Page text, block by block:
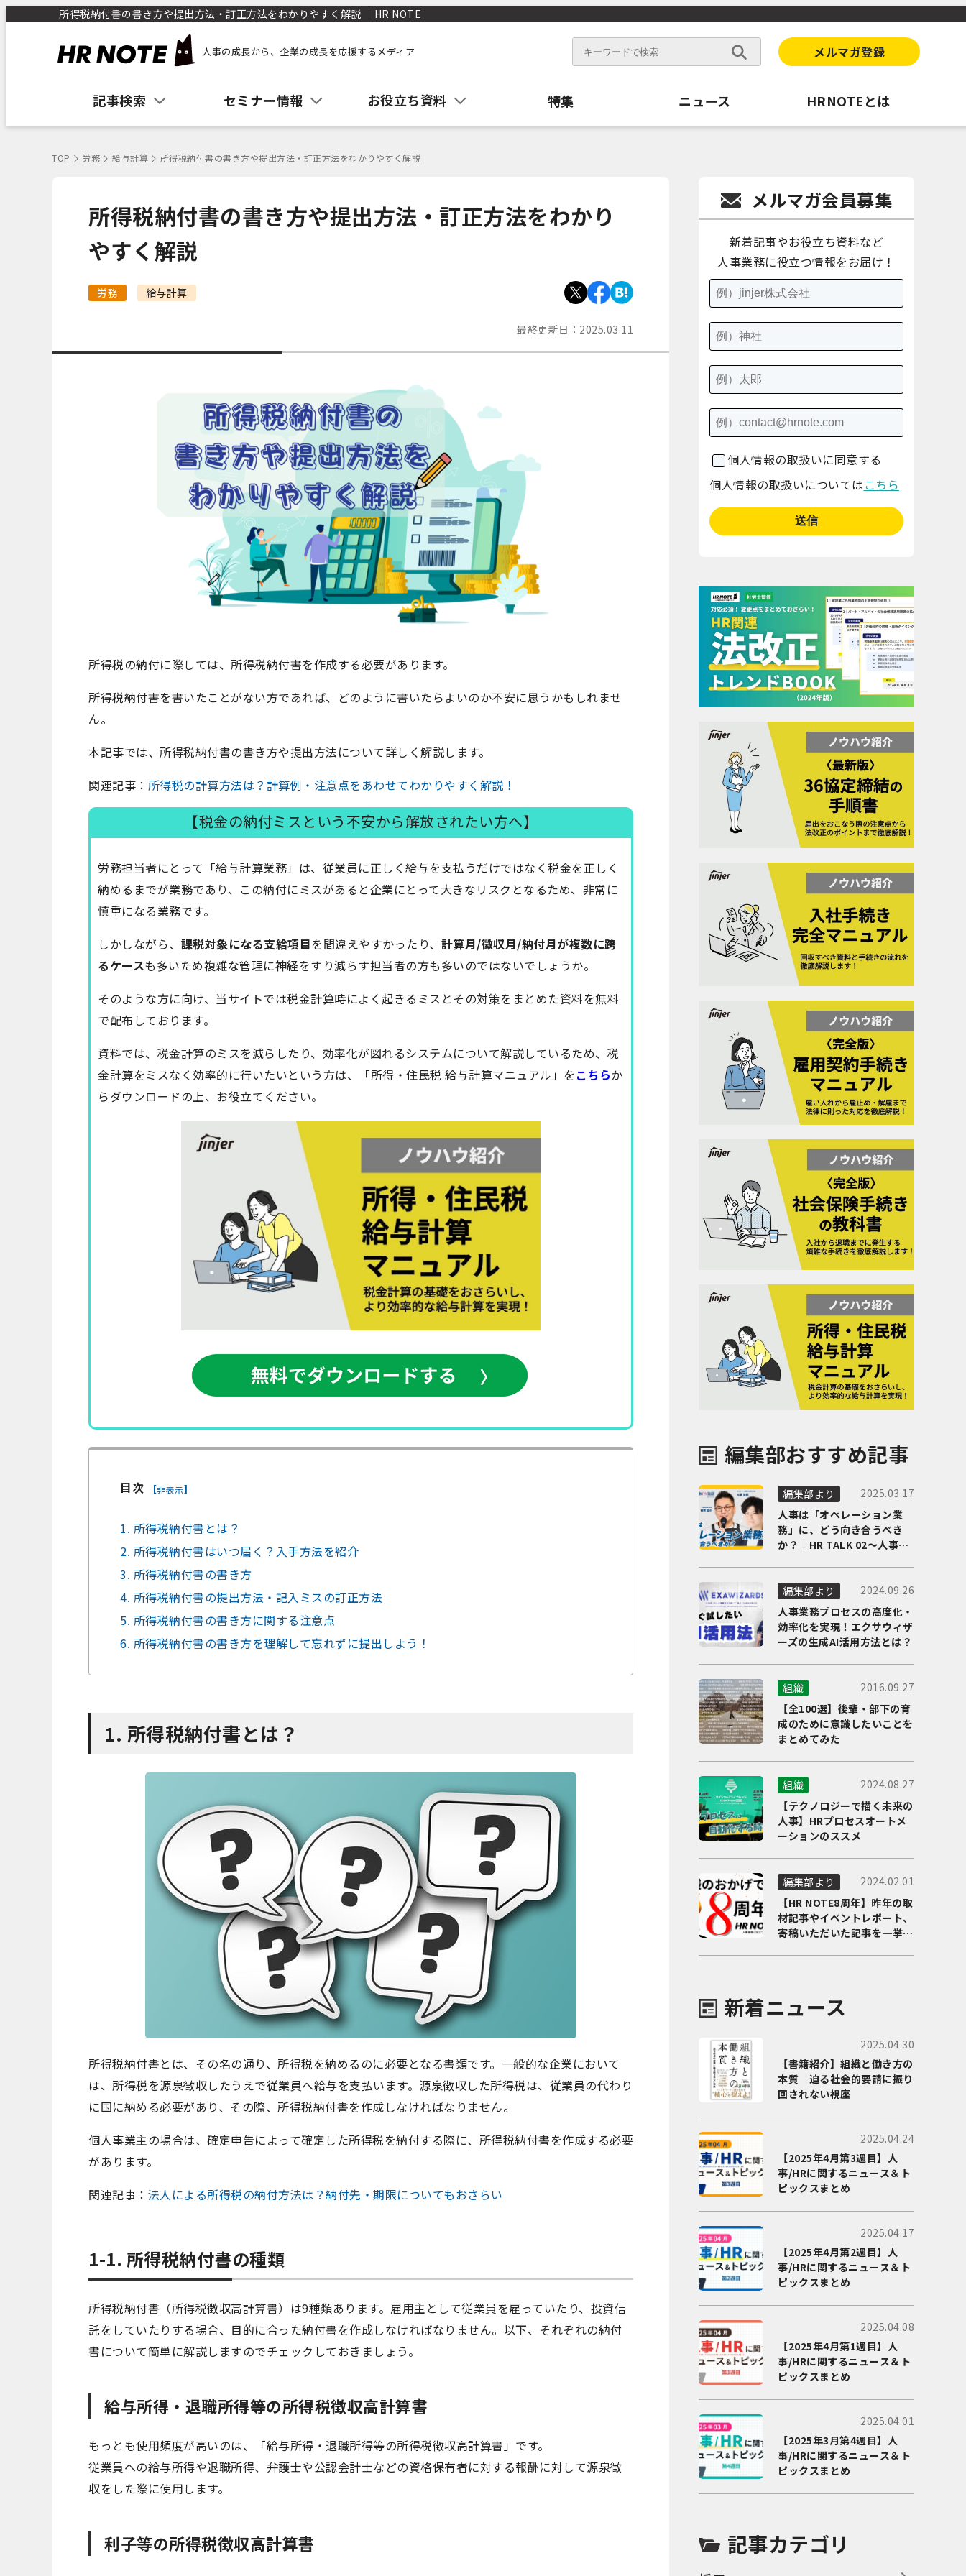
所得税納付書の書き方や提出方法・訂正方法をわかりやすく解説 ｜HR NOTE
人事の成長から、企業の成長を応援するメディア メルマガ登録
記事検索 セミナー情報 お役立ち資料 特集 ニュース HRNOTEとは
TOP 労務 給与計算 所得税納付書の書き方や提出方法・訂正方法をわかりやすく解説
所得税納付書の書き方や提出方法・訂正方法をわかり
やすく解説
労務 給与計算
最終更新日： 2025.03.11
所得税の納付に際しては、所得税納付書を作成する必要があります。
所得税納付書を書いたことがない方であれば、どのように書いたらよいのか不安に思うかもしれませ
ん。
本記事では、所得税納付書の書き方や提出方法について詳しく解説します。
関連記事： 所得税の計算方法は？計算例・注意点をあわせてわかりやすく解説！
【税金の納付ミスという不安から解放されたい方へ】
労務担当者にとって「給与計算業務」は、従業員に正しく給与を支払うだけではなく税金を正しく
納めるまでが業務であり、この納付にミスがあると企業にとって大きなリスクとなるため、非常に
慎重になる業務です。
しかしながら、 課税対象になる支給項目を間違えやすかったり、 計算月/徴収月/納付月が複数に跨
るケースも多いため複雑な管理に神経をすり減らす担当者の方も多いのではないでしょうか。
そのような方に向け、当サイトでは税金計算時によく起きるミスとその対策をまとめた資料を無料
で配布しております。
資料では、税金計算のミスを減らしたり、効率化が図れるシステムについて解説しているため、税
金計算をミスなく効率的に行いたいという方は、「所得・住民税 給与計算マニュアル」を こちらか
らダウンロードの上、お役立てください。
目次 [非表示]
1. 所得税納付書とは？
2. 所得税納付書はいつ届く？入手方法を紹介
3. 所得税納付書の書き方
4. 所得税納付書の提出方法・記入ミスの訂正方法
5. 所得税納付書の書き方に関する注意点
6. 所得税納付書の書き方を理解して忘れずに提出しよう！
1. 所得税納付書とは？
所得税納付書とは、その名の通り、所得税を納めるのに必要となる書類です。一般的な企業において
は、所得税を源泉徴収したうえで従業員へ給与を支払います。源泉徴収した所得税は、従業員の代わり
に国に納める必要があり、その際、所得税納付書を作成しなければなりません。
個人事業主の場合は、確定申告によって確定した所得税を納付する際に、所得税納付書を作成する必要
があります。
関連記事： 法人による所得税の納付方法は？納付先・期限についてもおさらい
1-1. 所得税納付書の種類
所得税納付書（所得税徴収高計算書）は9種類あります。雇用主として従業員を雇っていたり、投資信
託をしていたりする場合、目的に合った納付書を作成しなければなりません。以下、それぞれの納付
書について簡単に解説しますのでチェックしておきましょう。
給与所得・退職所得等の所得税徴収高計算書
もっとも使用頻度が高いのは、「給与所得・退職所得等の所得税徴収高計算書」です。
従業員への給与所得や退職所得、弁護士や公認会計士などの資格保有者に対する報酬に対して源泉徴
収をした際に使用します。
利子等の所得税徴収高計算書
メルマガ会員募集
新着記事やお役立ち資料など
人事業務に役立つ情報をお届け！
個人情報の取扱いに同意する
個人情報の取扱いについては こちら
編集部おすすめ記事
編集部より
2025.03.17
人事は「オペレーション業
務」に、どう向き合うべき
か？｜HR TALK 02～人事DX
編集部より
2024.09.26
人事業務プロセスの高度化・
効率化を実現！エクサウィザ
ーズの生成AI活用方法とは？
組織
2016.09.27
【全100選】後輩・部下の育
成のために意識したいことを
まとめてみた
組織
2024.08.27
【テクノロジーで描く未来の
人事】HRプロセスオートメ
ーションのススメ
編集部より
2024.02.01
【HR NOTE8周年】昨年の取
材記事やイベントレポート、
寄稿いただいた記事を一挙に
新着ニュース
2025.04.30
【書籍紹介】組織と働き方の
本質 迫る社会的要請に振り
回されない視座
2025.04.24
【2025年4月第3週目】人
事/HRに関するニュース＆ト
ピックスまとめ
2025.04.17
【2025年4月第2週目】人
事/HRに関するニュース＆ト
ピックスまとめ
2025.04.08
【2025年4月第1週目】人
事/HRに関するニュース＆ト
ピックスまとめ
2025.04.01
【2025年3月第4週目】人
事/HRに関するニュース＆ト
ピックスまとめ
記事カテゴリ